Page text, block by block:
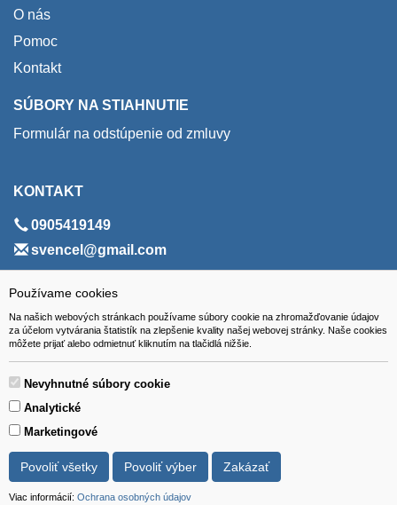
Používame cookies
Na našich webových stránkach používame súbory cookie na zhromažďovanie údajov
za účelom vytvárania štatistík na zlepšenie kvality našej webovej stránky. Naše cookies
môžete prijať alebo odmietnuť kliknutím na tlačidlá nižšie.
Nevyhnutné súbory cookie
Analytické
Marketingové
Povoliť všetky Povoliť výber Zakázať
Viac informácií: Ochrana osobných údajov
O nás
Pomoc
Kontakt
SÚBORY NA STIAHNUTIE
Formulár na odstúpenie od zmluvy
KONTAKT
0905419149
svencel@gmail.com
ADRESA
VEST - tech s.r.o.
Hviezdoslavova 280/6, 965 01 Žiar nad Hronom
Slovakia (Slovak Republic)
Všetky ceny sú uvádzané vrátane DPH.
© 2018 GIBOX, s.r.o. • Generuje redakčný systém YGScms •